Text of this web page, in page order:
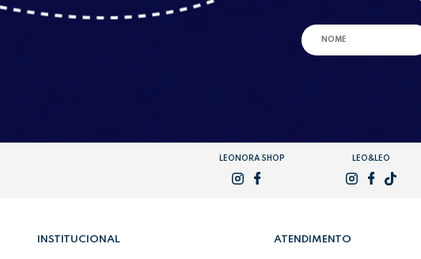
LEONORA SHOP LEO&LEO
INSTITUCIONAL ATENDIMENTO